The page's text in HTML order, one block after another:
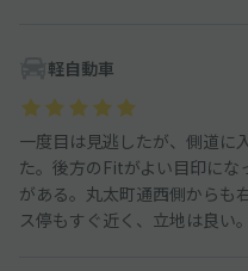
軽自動車
一度目は見逃したが、側道に
た。後方のFitがよい目印にな
がある。丸太町通西側からも
ス停もすぐ近く、立地は良い